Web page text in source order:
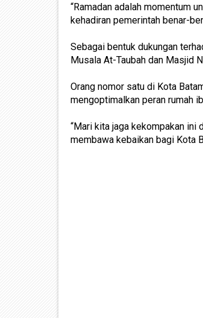
“Ramadan adalah momentum
kehadiran pemerintah benar-
Sebagai bentuk dukungan
Musala At-Taubah dan Masjid
Orang nomor satu di Kota
mengoptimalkan peran rumah
“Mari kita jaga kekompakan ini
membawa kebaikan bagi Kota